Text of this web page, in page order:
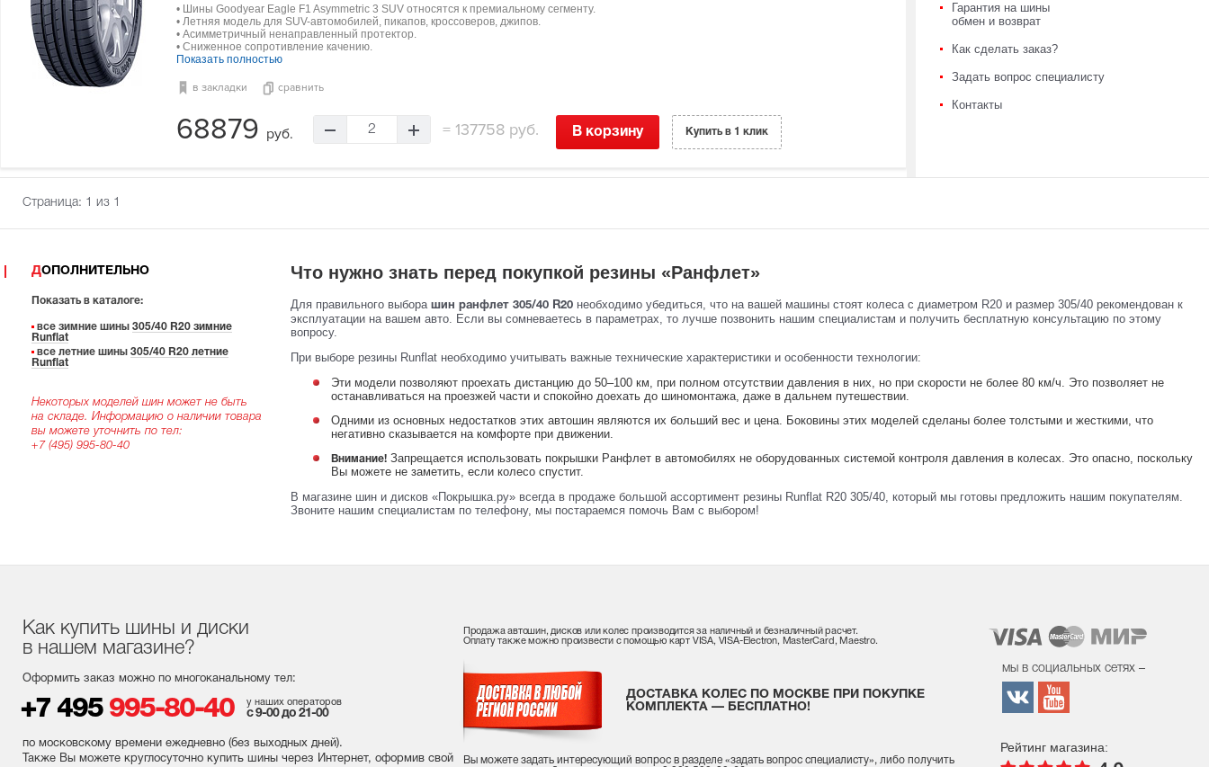
• Шины Goodyear Eagle F1 Asymmetric 3 SUV относятся к премиальному сегменту.
• Летняя модель для SUV-автомобилей, пикапов, кроссоверов, джипов.
• Асимметричный ненаправленный протектор.
• Сниженное сопротивление качению.
Показать полностью
в закладки сравнить
68879 руб. 2 = 137758 руб. В корзину Купить в 1 клик
Гарантия на шины
обмен и возврат
Как сделать заказ?
Задать вопрос специалисту
Контакты
Страница: 1 из 1
ДОПОЛНИТЕЛЬНО
Показать в каталоге:
все зимние шины 305/40 R20 зимние
Runflat
все летние шины 305/40 R20 летние
Runflat
Некоторых моделей шин может не быть
на складе. Информацию о наличии товара
вы можете уточнить по тел:
+7 (495) 995-80-40
Что нужно знать перед покупкой резины «Ранфлет»
Для правильного выбора шин ранфлет 305/40 R20необходимо убедиться, что на вашей машины стоят колеса с диаметром R20 и размер 305/40 рекомендован к
эксплуатации на вашем авто. Если вы сомневаетесь в параметрах, то лучше позвонить нашим специалистам и получить бесплатную консультацию по этому
вопросу.
При выборе резины Runflat необходимо учитывать важные технические характеристики и особенности технологии:
Эти модели позволяют проехать дистанцию до 50–100 км, при полном отсутствии давления в них, но при скорости не более 80 км/ч. Это позволяет не
останавливаться на проезжей части и спокойно доехать до шиномонтажа, даже в дальнем путешествии.
Одними из основных недостатков этих автошин являются их больший вес и цена. Боковины этих моделей сделаны более толстыми и жесткими, что
негативно сказывается на комфорте при движении.
Внимание!Запрещается использовать покрышки Ранфлет в автомобилях не оборудованных системой контроля давления в колесах. Это опасно, поскольку
Вы можете не заметить, если колесо спустит.
В магазине шин и дисков «Покрышка.ру» всегда в продаже большой ассортимент резины Runflat R20 305/40, который мы готовы предложить нашим покупателям.
Звоните нашим специалистам по телефону, мы постараемся помочь Вам с выбором!
Как купить шины и диски
в нашем магазине?
Оформить заказ можно по многоканальному тел:
+7 495 995-80-40 у наших операторов
с 9-00 до 21-00
по московскому времени ежедневно (без выходных дней).
Также Вы можете круглосуточно купить шины через Интернет, оформив свой
Продажа автошин, дисков или колес производится за наличный и безналичный расчет.
Оплату также можно произвести с помощью карт VISA, VISA-Electron, MasterCard, Maestro.
ДОСТАВКА КОЛЕС ПО МОСКВЕ ПРИ ПОКУПКЕ
КОМПЛЕКТА — БЕСПЛАТНО!
Вы можете задать интересующий вопрос в разделе «задать вопрос специалисту», либо получить
мы в социальных сетях –
Рейтинг магазина: